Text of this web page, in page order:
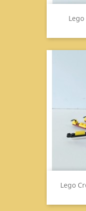
Lego